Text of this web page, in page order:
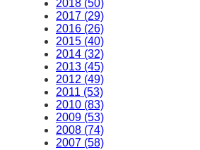
2018 (50)
2017 (29)
2016 (26)
2015 (40)
2014 (32)
2013 (45)
2012 (49)
2011 (53)
2010 (83)
2009 (53)
2008 (74)
2007 (58)